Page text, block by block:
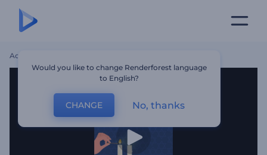
Accueil
Would you like to change Renderforest language
to English?
CHANGE No, thanks